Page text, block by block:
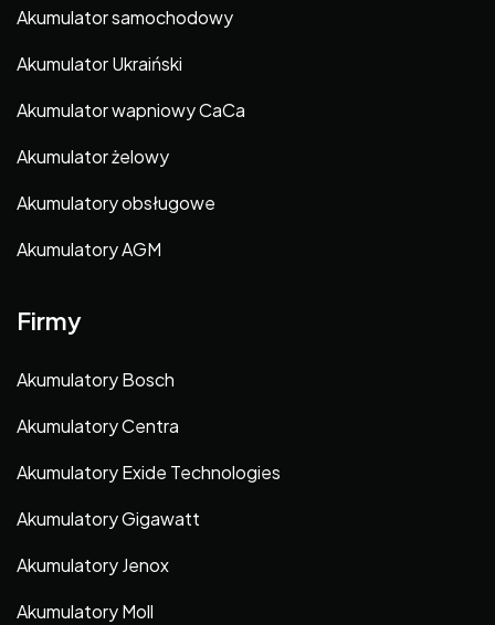
Akumulator samochodowy
Akumulator Ukraiński
Akumulator wapniowy CaCa
Akumulator żelowy
Akumulatory obsługowe
Akumulatory AGM
Firmy
Akumulatory Bosch
Akumulatory Centra
Akumulatory Exide Technologies
Akumulatory Gigawatt
Akumulatory Jenox
Akumulatory Moll